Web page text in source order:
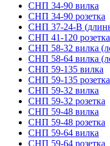
СНП 34-90 вилка
СНП 34-90 розетка
СНП 37-24-В
СНП 41-120 розетка
СНП 58-32 вилка
СНП 58-64 вилка
СНП 59-135 вилка
СНП 59-135 розетка
СНП 59-32 вилка
СНП 59-32 розетка
СНП 59-48 вилка
СНП 59-48 розетка
СНП 59-64 вилка
СНП 59-64 розетка